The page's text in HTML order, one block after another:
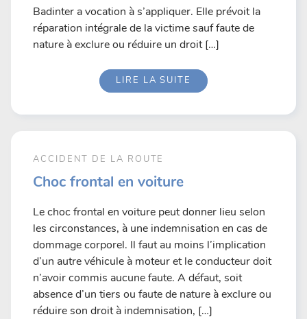
Badinter a vocation à s’appliquer. Elle prévoit la
réparation intégrale de la victime sauf faute de
nature à exclure ou réduire un droit […]
LIRE LA SUITE
ACCIDENT DE LA ROUTE
Choc frontal en voiture
Le choc frontal en voiture peut donner lieu selon
les circonstances, à une indemnisation en cas de
dommage corporel. Il faut au moins l’implication
d’un autre véhicule à moteur et le conducteur doit
n’avoir commis aucune faute. A défaut, soit
absence d’un tiers ou faute de nature à exclure ou
réduire son droit à indemnisation, […]